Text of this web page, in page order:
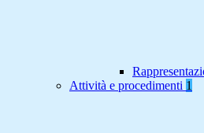
Attività e procedimenti 1